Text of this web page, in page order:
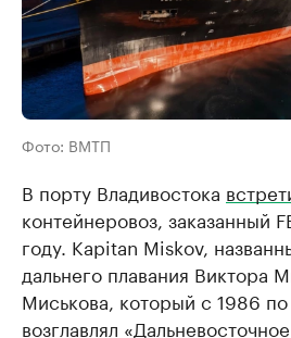
Фото: ВМТП
В порту Владивостока
контейнеровоз, заказанный
году. Kapitan Miskov,
дальнего плавания Виктора
Миськова, который с 1986
возглавлял